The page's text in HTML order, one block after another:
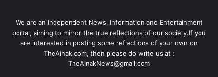
We are an Independent News, Information and Entertainment
portal, aiming to mirror the true reflections of our society.If you
are interested in posting some reflections of your own on
TheAinak.com, then please do write us at :
TheAinakNews@gmail.com